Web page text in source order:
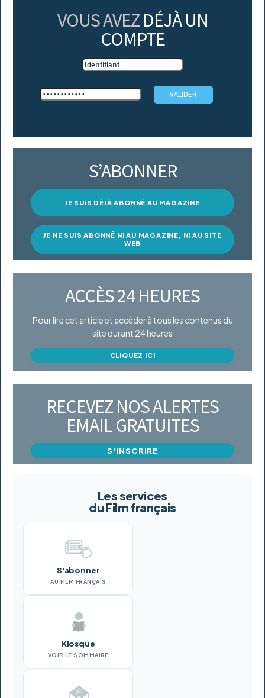
VOUS AVEZ DÉJÀ UN
COMPTE
S’ABONNER
JE SUIS DÉJÀ ABONNÉ AU MAGAZINE
JE NE SUIS ABONNÉ NI AU MAGAZINE, NI AU SITE
WEB
ACCÈS 24 HEURES
Pour lire cet article et accéder à tous les contenus du
site durant 24 heures
CLIQUEZ ICI
RECEVEZ NOS ALERTES
EMAIL GRATUITES
S'INSCRIRE
Les services
du Film français
S'abonner
AU FILM FRANÇAIS
Kiosque
VOIR LE SOMMAIRE